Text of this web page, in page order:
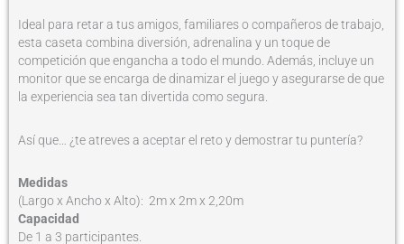
Ideal para retar a tus amigos, familiares o compañeros de trabajo,
esta caseta combina diversión, adrenalina y un toque de
competición que engancha a todo el mundo. Además, incluye un
monitor que se encarga de dinamizar el juego y asegurarse de que
la experiencia sea tan divertida como segura.
Así que… ¿te atreves a aceptar el reto y demostrar tu puntería?
Medidas
(Largo x Ancho x Alto): 2m x 2m x 2,20m
Capacidad
De 1 a 3 participantes.